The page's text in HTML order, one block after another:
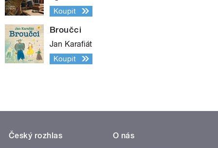
Koupit
Broučci
Jan Karafiát
Koupit
Český rozhlas
O nás